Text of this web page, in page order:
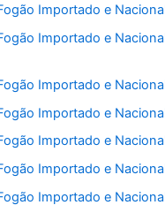
Importado e
Importado e
Importado e
Importado e
Importado e
Importado e
Importado e